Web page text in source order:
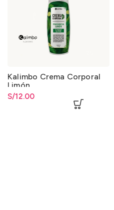
Kalimbo Crema Corporal
Limón
S/12.00